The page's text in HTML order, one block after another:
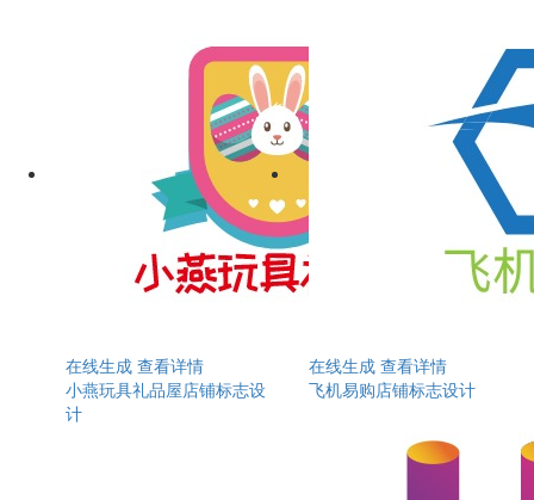
在线生成 查看详情
小燕玩具礼品屋店铺标志设
计
在线生成 查看详情
飞机易购店铺标志设计